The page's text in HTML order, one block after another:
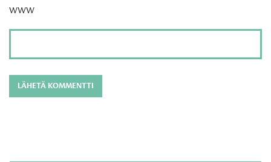
WWW